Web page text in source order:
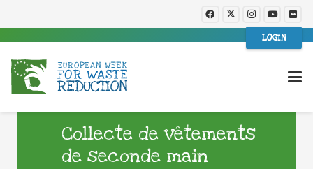
LOGIN
Collecte de vêtements
de seconde main